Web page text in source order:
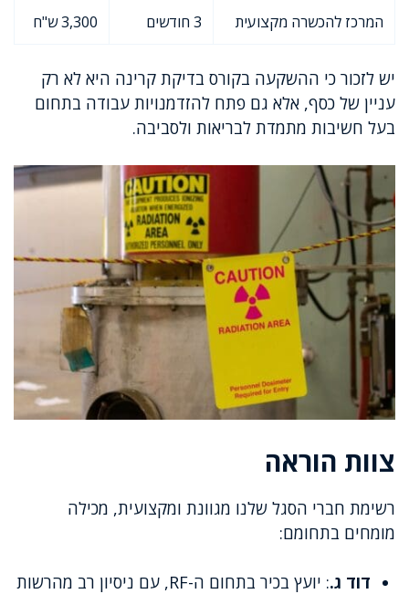
המרכז להכשרה מקצועית 3 חודשים 3,300 ש"ח
יש לזכור כי ההשקעה בקורס בדיקת קרינה היא לא רק
עניין של כסף, אלא גם פתח להזדמנויות עבודה בתחום
בעל חשיבות מתמדת לבריאות ולסביבה.
צוות הוראה
רשימת חברי הסגל שלנו מגוונת ומקצועית, מכילה
מומחים בתחומם:
דוד ג.
: יועץ בכיר בתחום ה-RF, עם ניסיון רב מהרשות